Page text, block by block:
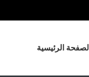
الصفحة الرئيسية